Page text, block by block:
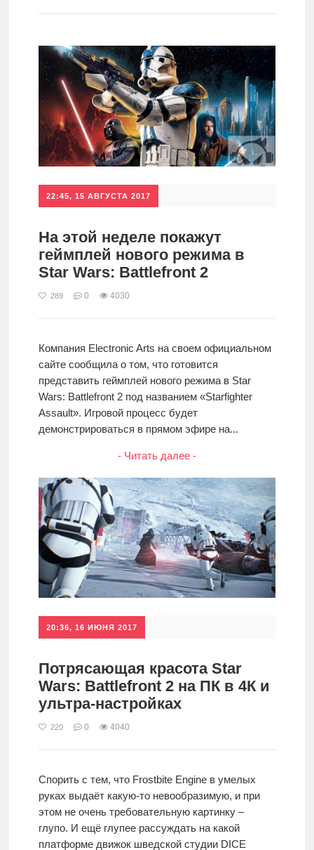
Мобильное
Культовые
игры
22:45, 15 АВГУСТА 2017
На этой неделе покажут
геймплей нового режима в
Star Wars: Battlefront 2
289 0 4030
Компания Electronic Arts на своем официальном
сайте сообщила о том, что готовится
представить геймплей нового режима в Star
Wars: Battlefront 2 под названием «Starfighter
Assault». Игровой процесс будет
демонстрироваться в прямом эфире на...
- Читать далее -
20:36, 16 ИЮНЯ 2017
Потрясающая красота Star
Wars: Battlefront 2 на ПК в 4К и
ультра-настройках
220 0 4040
Спорить с тем, что Frostbite Engine в умелых
руках выдаёт какую-то невообразимую, и при
этом не очень требовательную картинку –
глупо. И ещё глупее рассуждать на какой
платформе движок шведской студии DICE